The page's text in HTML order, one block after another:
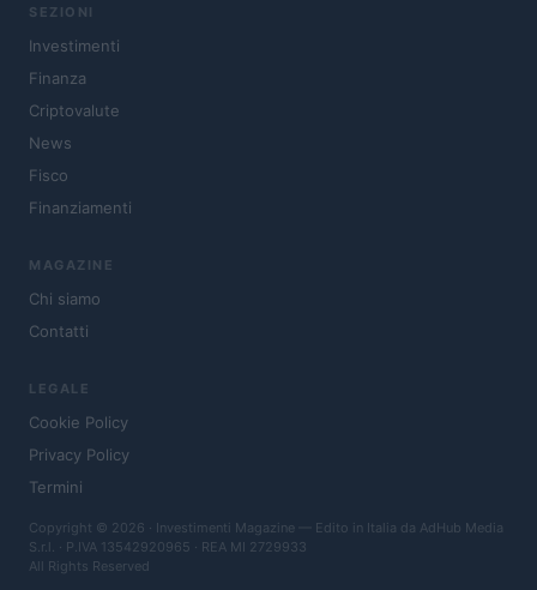
SEZIONI
Investimenti
Finanza
Criptovalute
News
Fisco
Finanziamenti
MAGAZINE
Chi siamo
Contatti
LEGALE
Cookie Policy
Privacy Policy
Termini
Copyright © 2026 · Investimenti Magazine — Edito in Italia da AdHub Media
S.r.l. · P.IVA 13542920965 · REA MI 2729933
All Rights Reserved